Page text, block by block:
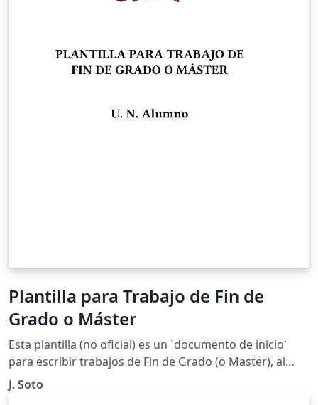
Plantilla para Trabajo de Fin de
Grado o Máster
Esta plantilla (no oficial) es un `documento de inicio'
para escribir trabajos de Fin de Grado (o Master), al
estilo de los que usamos en la Facultad de Matemáticas
de la Universidad de Sevilla. ¡Contacte con el autor para
J. Soto